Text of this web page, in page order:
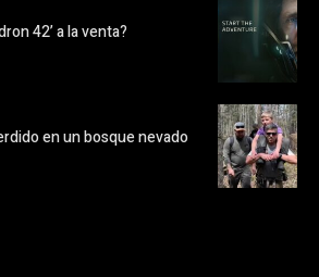
42’ a la venta?
en un bosque nevado